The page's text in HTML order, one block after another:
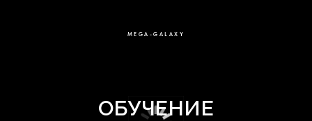
MEGA-GALAXY
ОБУЧЕНИЕ